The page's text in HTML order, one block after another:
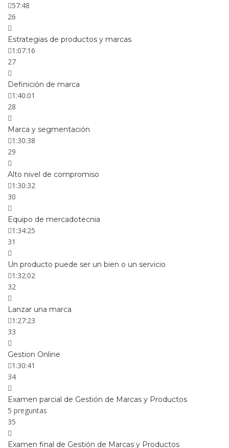
57:48
26
Estrategias de productos y marcas
1:07:16
27
Definición de marca
1:40:01
28
Marca y segmentación
1:30:38
29
Alto nivel de compromiso
1:30:32
30
Equipo de mercadotecnia
1:34:25
31
Un producto puede ser un bien o un servicio
1:32:02
32
Lanzar una marca
1:27:23
33
Gestion Online
1:30:41
34
Examen parcial de Gestión de Marcas y Productos
5 preguntas
35
Examen final de Gestión de Marcas y Productos